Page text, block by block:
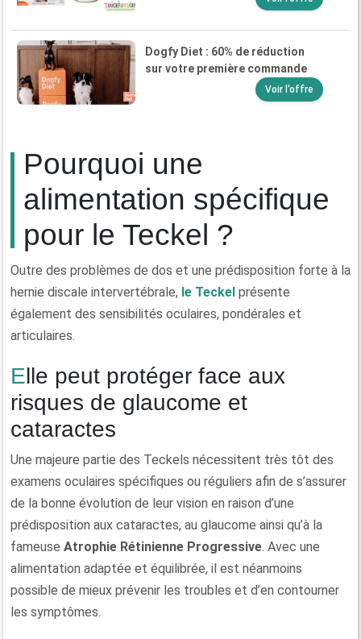
Dogfy Diet : 60% de réduction
sur votre première commande
Voir l'offre
Pourquoi une
alimentation spécifique
pour le Teckel ?
Outre des problèmes de dos et une prédisposition forte à la
hernie discale intervertébrale, le Teckel présente
également des sensibilités oculaires, pondérales et
articulaires.
Elle peut protéger face aux
risques de glaucome et
cataractes
Une majeure partie des Teckels nécessitent très tôt des
examens oculaires spécifiques ou réguliers afin de s’assurer
de la bonne évolution de leur vision en raison d’une
prédisposition aux cataractes, au glaucome ainsi qu’à la
fameuse Atrophie Rétinienne Progressive. Avec une
alimentation adaptée et équilibrée, il est néanmoins
possible de mieux prévenir les troubles et d’en contourner
les symptômes.